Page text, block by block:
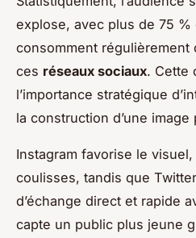
explose, avec plus de 75
consomment
ces réseaux sociaux. Cette
l’importance stratégique
la construction d’une
Instagram favorise le
coulisses, tandis que
d’échange direct et rapide
capte un public plus jeune